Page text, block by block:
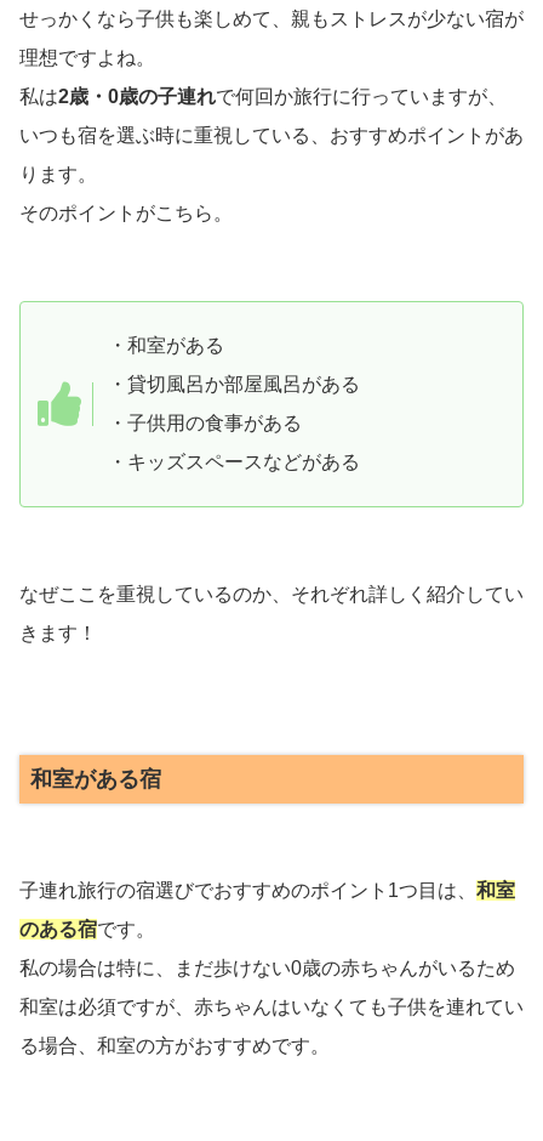
せっかくなら子供も楽しめて、親もストレスが少ない宿が
理想ですよね。
私は2歳・0歳の子連れで何回か旅行に行っていますが、
いつも宿を選ぶ時に重視している、おすすめポイントがあ
ります。
そのポイントがこちら。
・和室がある
・貸切風呂か部屋風呂がある
・子供用の食事がある
・キッズスペースなどがある
なぜここを重視しているのか、それぞれ詳しく紹介してい
きます！
和室がある宿
子連れ旅行の宿選びでおすすめのポイント1つ目は、 和室
のある宿です。
私の場合は特に、まだ歩けない0歳の赤ちゃんがいるため
和室は必須ですが、赤ちゃんはいなくても子供を連れてい
る場合、和室の方がおすすめです。